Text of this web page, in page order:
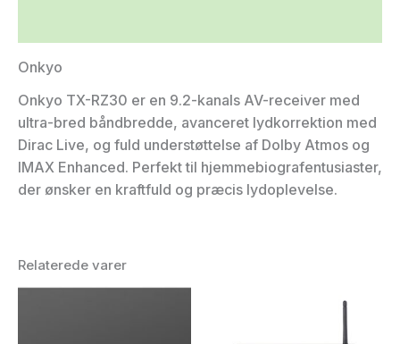
Onkyo
Onkyo TX-RZ30 er en 9.2-kanals AV-receiver med
ultra-bred båndbredde, avanceret lydkorrektion med
Dirac Live, og fuld understøttelse af Dolby Atmos og
IMAX Enhanced. Perfekt til hjemmebiografentusiaster,
der ønsker en kraftfuld og præcis lydoplevelse.
Relaterede varer